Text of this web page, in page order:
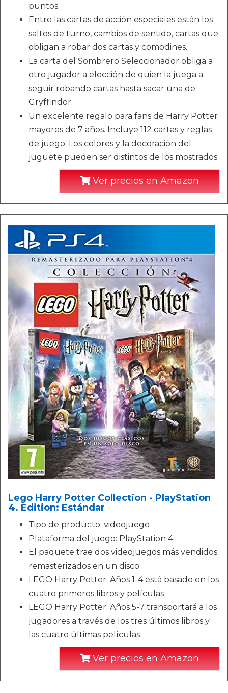
puntos.
Entre las cartas de acción especiales están los
saltos de turno, cambios de sentido, cartas que
obligan a robar dos cartas y comodines.
La carta del Sombrero Seleccionador obliga a
otro jugador a elección de quien la juega a
seguir robando cartas hasta sacar una de
Gryffindor.
Un excelente regalo para fans de Harry Potter
mayores de 7 años. Incluye 112 cartas y reglas
de juego. Los colores y la decoración del
juguete pueden ser distintos de los mostrados.
Ver precios en Amazon
Lego Harry Potter Collection - PlayStation
4. Edition: Estándar
Tipo de producto: videojuego
Plataforma del juego: PlayStation 4
El paquete trae dos videojuegos más vendidos
remasterizados en un disco
LEGO Harry Potter: Años 1-4 está basado en los
cuatro primeros libros y películas
LEGO Harry Potter: Años 5-7 transportará a los
jugadores a través de los tres últimos libros y
las cuatro últimas películas
Ver precios en Amazon